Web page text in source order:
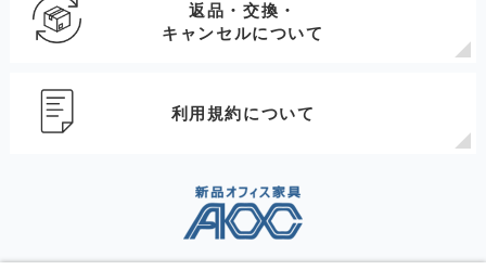
返品・交換・
キャンセルについて
利用規約について